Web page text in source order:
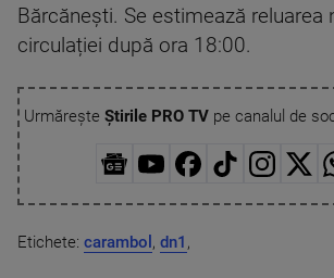
Bărcănești. Se estimează reluarea
circulației după ora 18:00.
Urmărește Știrile PRO TVpe canalul de
Etichete: carambol , dn1 ,